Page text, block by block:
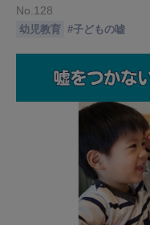
No. 128
幼児教育 #子どもの嘘